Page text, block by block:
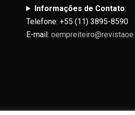
Informações de Contato:
Telefone: +55 (11) 3895-8590
E-mail: